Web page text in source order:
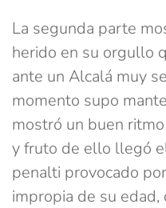
La segunda parte
herido en su orgullo
ante un Alcalá muy
momento supo
mostró un buen
y fruto de ello llegó
penalti provocado
impropia de su